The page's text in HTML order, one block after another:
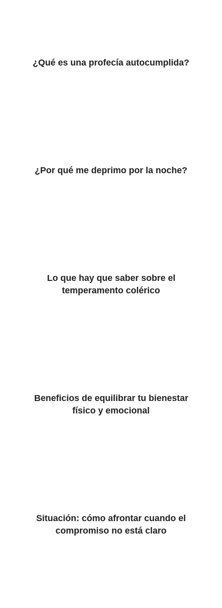
¿Qué es una profecía autocumplida?
¿Por qué me deprimo por la noche?
Lo que hay que saber sobre el
temperamento colérico
Beneficios de equilibrar tu bienestar
físico y emocional
Situación: cómo afrontar cuando el
compromiso no está claro